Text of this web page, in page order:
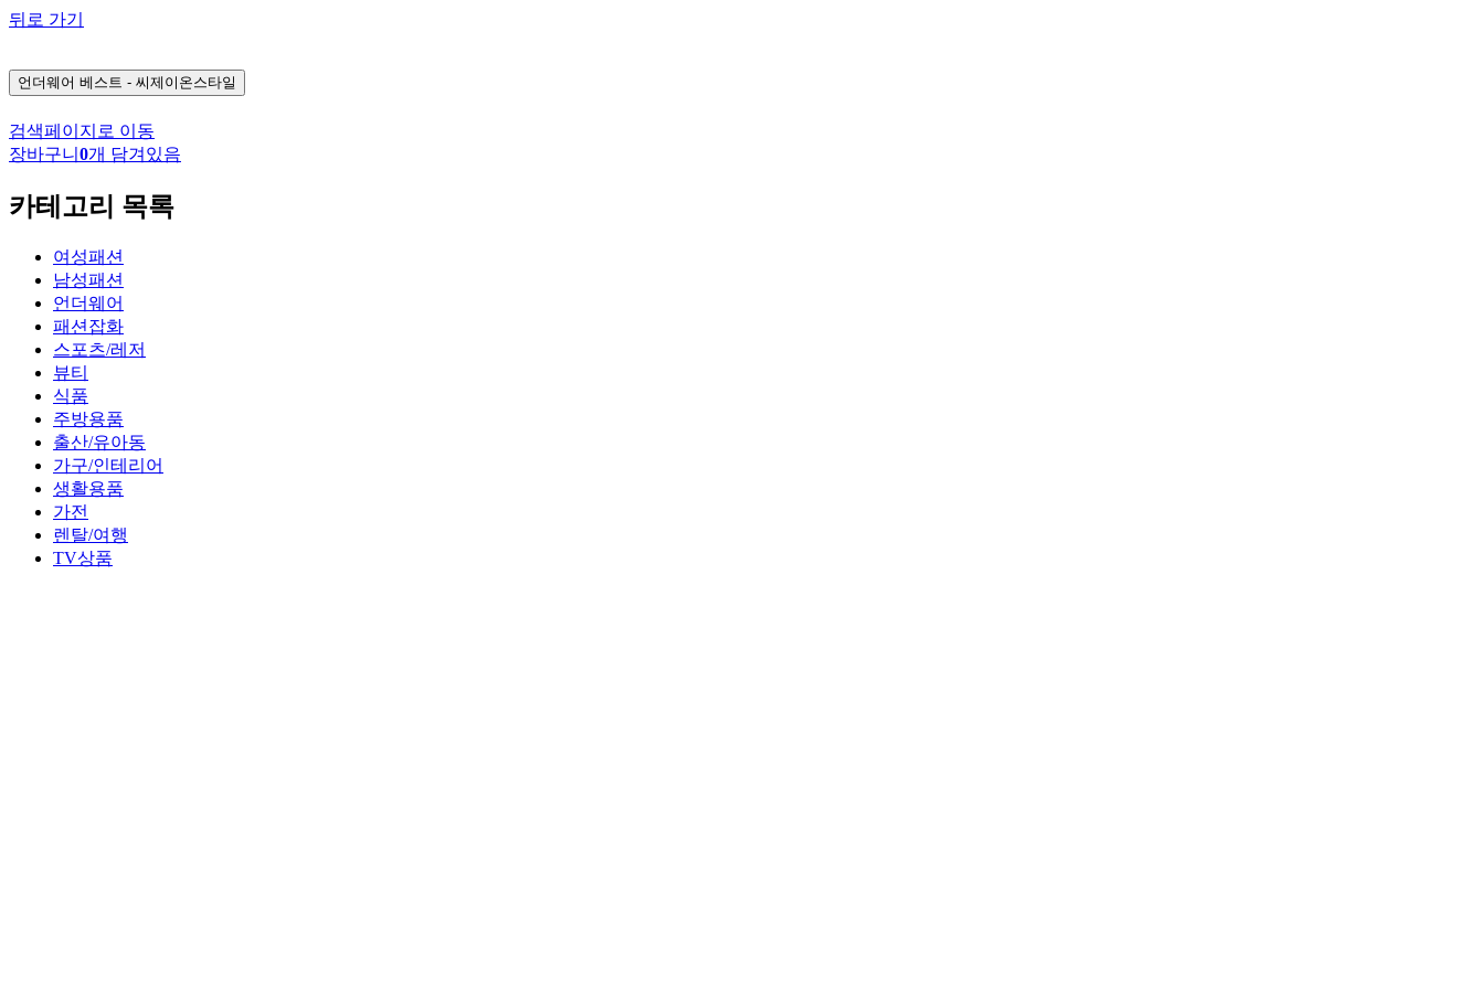
뒤로 가기
언더웨어 베스트 - 씨제이온스타일
검색페이지로 이동
장바구니 0개 담겨있음
카테고리 목록
여성패션
남성패션
언더웨어
패션잡화
스포츠/레저
뷰티
식품
주방용품
출산/유아동
가구/인테리어
생활용품
가전
렌탈/여행
TV상품